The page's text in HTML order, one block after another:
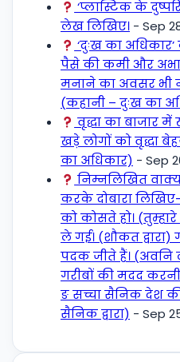
‘प्लास्टिक के
लेख लिखिए। - Sep
‘दुःख का
पैसे की कमी और
मनाने का अवसर भी
(कहानी – दुःख का
वृद्धा का बाजार
खड़े लोगों को वृद्धा
का अधिकार) - Sep
निम्नलिखित
करके दोबारा
को कोसते हो।
ले गई। (शौकत
पदक जीते हैं। (अवनि
गरीबों की मदद करनी
ङ सच्चा सैनिक देश
सैनिक द्वारा) - Sep